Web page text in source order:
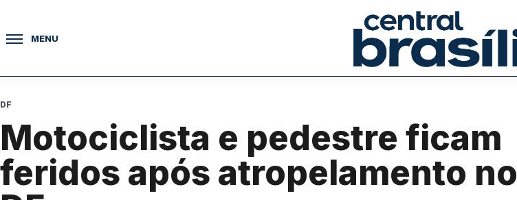
MENU
DF
Motociclista e pedestre ficam
feridos após atropelamento no